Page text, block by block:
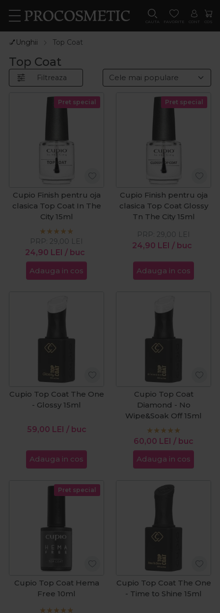
CAUTA FAVORITE CONT COS
💅Unghii Top Coat
Top Coat
Filtreaza
Pret special
Cupio Finish pentru oja
clasica Top Coat In The
City 15ml
24,90 LEI / buc
PRP: 29,00 LEI
Adauga in cos
Pret special
Cupio Finish pentru oja
clasica Top Coat Glossy
Tn The City 15ml
24,90 LEI / buc
PRP: 29,00 LEI
Adauga in cos
Cupio Top Coat The One
- Glossy 15ml
59,00 LEI / buc
Adauga in cos
Cupio Top Coat
Diamond - No
Wipe&Soak Off 15ml
60,00 LEI / buc
Adauga in cos
Pret special
Cupio Top Coat Hema
Free 10ml
Cupio Top Coat The One
- Time to Shine 15ml